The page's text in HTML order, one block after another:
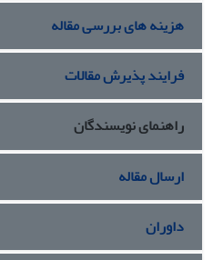
هزینه های بررسی مقاله
فرایند پذیرش مقالات
راهنمای نویسندگان
ارسال مقاله
داوران